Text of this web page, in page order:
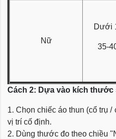
Nữ
Dưới
35-
Cách 2: Dựa vào kích thước
1. Chọn chiếc áo thun (cổ trụ
vị trí cố định.
2. Dùng thước đo theo chiều